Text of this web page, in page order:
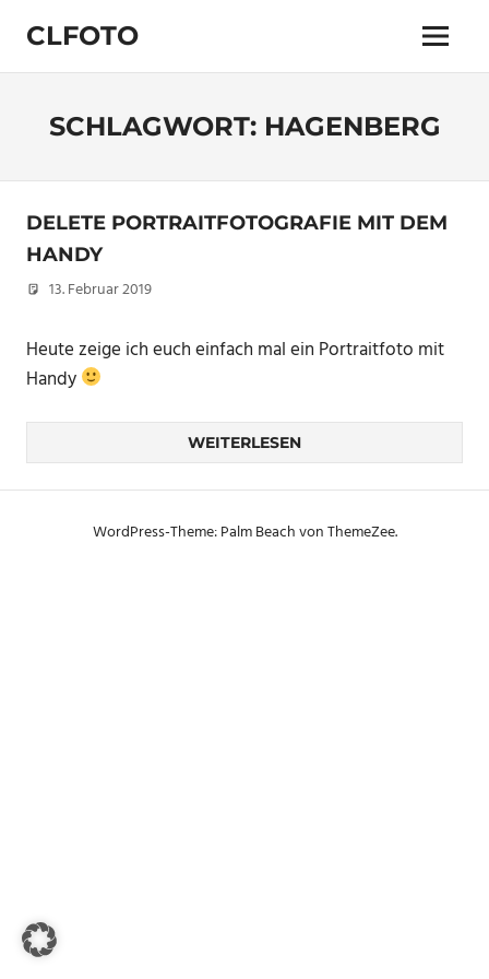
Inhalt
springen
CLFOTO
Fotograf
Lanegger
/
Linz
Menü
SCHLAGWORT: HAGENBERG
DELETE PORTRAITFOTOGRAFIE MIT DEM
HANDY
13. Februar 2019
Heute zeige ich euch einfach mal ein Portraitfoto mit
Handy
WEITERLESEN
WordPress-Theme: Palm Beach von ThemeZee.